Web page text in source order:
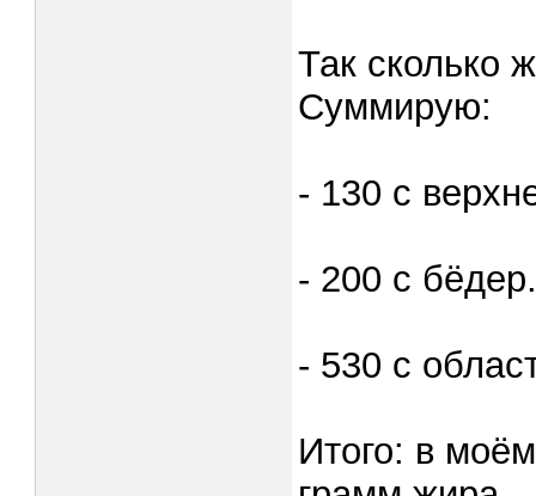
Так сколько
Суммирую:
- 130 с
- 200 с
- 530 с
Итого: в